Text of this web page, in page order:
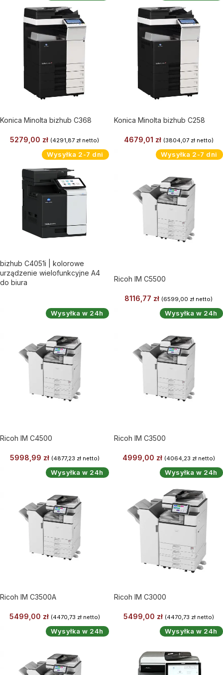
Konica Minolta bizhub C368
5279,00 zł (4291,87 zł netto)
Konica Minolta bizhub C258
4679,01 zł (3804,07 złnetto)
Wysyłka 2-7 dni
bizhub C4051i | kolorowe
urządzenie wielofunkcyjne A4
do biura
Wysyłka 2-7 dni
Ricoh IM C5500
8116,77 zł (6599,00 zł netto)
Wysyłka w 24h
Ricoh IM C4500
5998,99 zł (4877,23 złnetto)
Wysyłka w 24h
Ricoh IM C3500
4999,00 zł (4064,23 złnetto)
Wysyłka w 24h
Ricoh IM C3500A
5499,00 zł (4470,73 złnetto)
Wysyłka w 24h
Ricoh IM C3000
5499,00 zł (4470,73 złnetto)
Wysyłka w 24h Wysyłka w 24h